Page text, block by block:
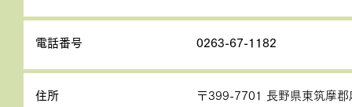
電話番号 0263-67-1182
住所 〒399-7701 長野県東筑摩郡